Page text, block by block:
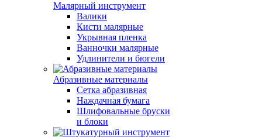
Малярный инструмент
Валики
Кисти малярные
Укрывная пленка
Ванночки малярные
Удлинители и бюгели
Абразивные материалы
Сетка абразивная
Наждачная бумага
Шлифовальные бруски
и блоки